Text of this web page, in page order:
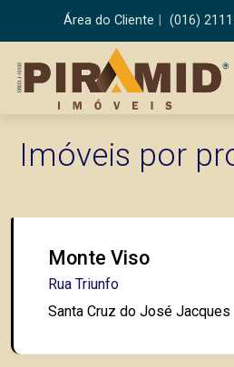
Área do Cliente (016)
Imóveis por
Monte Viso
Rua Triunfo
Santa Cruz do José